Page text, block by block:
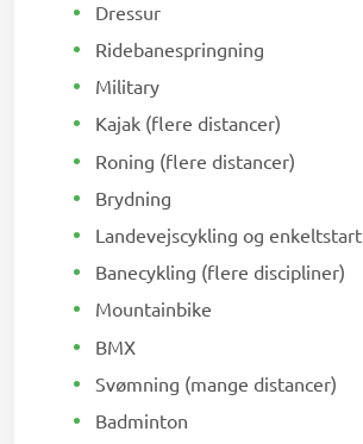
Dressur
Ridebanespringning
Military
Kajak (flere distancer)
Roning (flere distancer)
Brydning
Landevejscykling og enkeltstart
Banecykling (flere discipliner)
Mountainbike
BMX
Svømning (mange distancer)
Badminton